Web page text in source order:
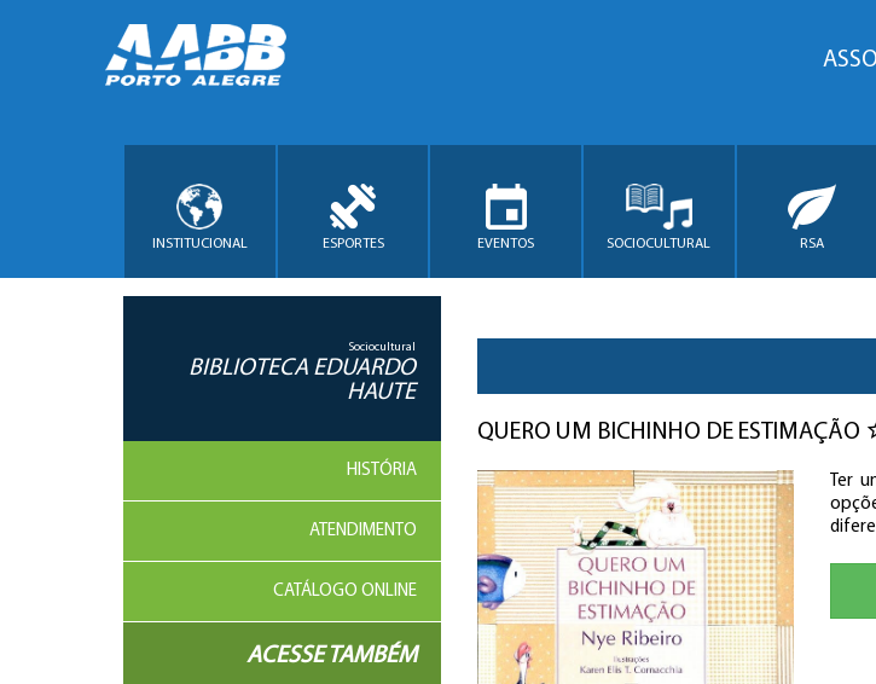
INSTITUCIONAL ESPORTES EVENTOS SOCIOCULTURAL RSA
Sociocultural
BIBLIOTECA EDUARDO
HAUTE
HISTÓRIA
ATENDIMENTO
CATÁLOGO ONLINE
ACESSE TAMBÉM
QUERO UM BICHINHO DE ESTIMAÇÃO
Ter